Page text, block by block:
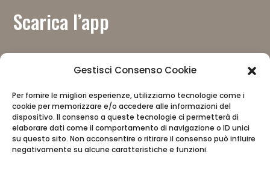
Gestisci Consenso Cookie
Per fornire le migliori esperienze, utilizziamo tecnologie come i
cookie per memorizzare e/o accedere alle informazioni del
dispositivo. Il consenso a queste tecnologie ci permetterà di
elaborare dati come il comportamento di navigazione o ID unici
su questo sito. Non acconsentire o ritirare il consenso può influire
negativamente su alcune caratteristiche e funzioni.
Scarica l’app
Con il contributo del